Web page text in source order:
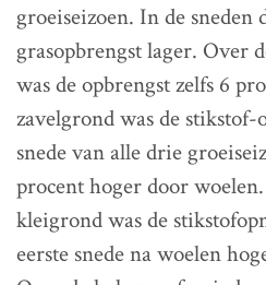
groeiseizoen. In de sneden
grasopbrengst lager. Over
was de opbrengst zelfs 6
zavelgrond was de stikstof-
snede van alle drie
procent hoger door
kleigrond was de
eerste snede na woelen